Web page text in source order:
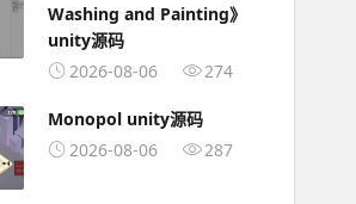
Washing and Painting》
unity源码
2026-08-06
274
Monopol unity源码
2026-08-06
287